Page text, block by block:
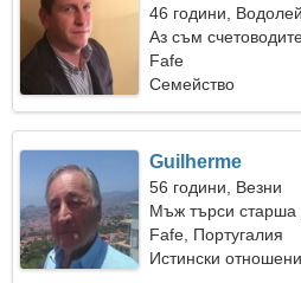
46 години, Водолей
Аз съм
жена
Fafe
Семейство
Guilherme
56 години, Везни
Мъж търси старша
Fafe, Португалия
Истински